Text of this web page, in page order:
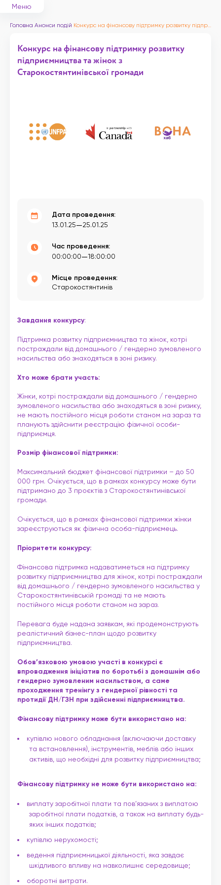
Меню
Головна Анонси подій Конкурс на фінансову підтримку розвитку підприємництва та жінок з Старокостянтинівської громади
Конкурс на фінансову підтримку розвитку
підприємництва та жінок з
Старокостянтинівської громади
Дата проведення:
13.01.25—25.01.25
Час проведення:
00:00:00—18:00:00
Місце проведення:
Старокостянтинів
Завдання конкурсу:
Підтримка розвитку підприємництва та жінок, котрі
постраждали від домашнього / гендерно зумовленого
насильства або знаходяться в зоні ризику.
Хто може брати участь:
Жінки, котрі постраждали від домашнього / гендерно
зумовленого насильства або знаходяться в зоні ризику,
не мають постійного місця роботи станом на зараз та
планують здійснити реєстрацію фізичної особи-
підприємця.
Розмір фінансової підтримки:
Максимальний бюджет фінансової підтримки – до 50
000 грн. Очікується, що в рамках конкурсу може бути
підтримано до 3 проєктів з Старокостянтинівської
громади.
Очікується, що в рамках фінансової підтримки жінки
зареєструються як фізична особа-підприємець.
Пріоритети конкурсу:
Фінансова підтримка надаватиметься на підтримку
розвитку підприємництва для жінок, котрі постраждали
від домашнього / гендерно зумовленого насильства у
Старокостянтинівській громаді та не мають
постійного місця роботи станом на зараз.
Перевага буде надана заявкам, які продемонструють
реалістичний бізнес-план щодо розвитку
підприємництва.
Обов’язковою умовою участі в конкурсі є
впровадження ініціатив по боротьбі з домашнім або
гендерно зумовленим насильством, а саме
проходження тренінгу з гендерної рівності та
протидії ДН/ГЗН при здійсненні підприємництва.
Фінансову підтримку може бути використано на:
купівлю нового обладнання (включаючи доставку
та встановлення), інструментів, меблів або інших
активів, що необхідні для розвитку підприємництва;
Фінансову підтримку не може бути використано на:
виплату заробітної плати та пов’язаних з виплатою
заробітної плати податків, а також на виплату будь-
яких інших податків;
купівлю нерухомості;
ведення підприємницької діяльності, яка завдає
шкідливого впливу на навколишнє середовище;
оборотні витрати.